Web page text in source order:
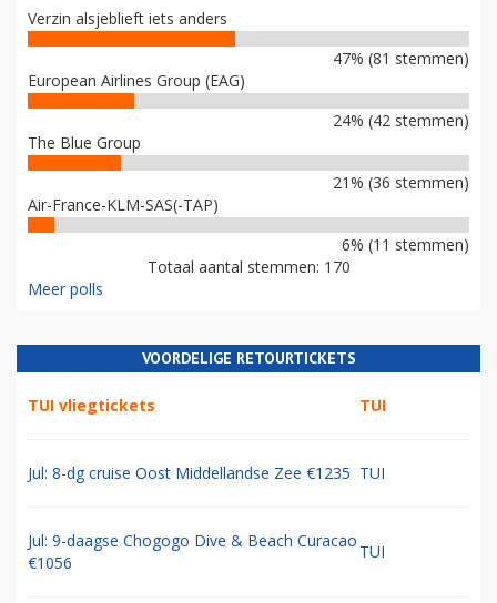
Verzin alsjeblieft iets anders
47% (81 stemmen)
European Airlines Group (EAG)
24% (42 stemmen)
The Blue Group
21% (36 stemmen)
Air-France-KLM-SAS(-TAP)
6% (11 stemmen)
Totaal aantal stemmen: 170
Meer polls
VOORDELIGE RETOURTICKETS
TUI vliegtickets TUI
Jul: 8-dg cruise Oost Middellandse Zee €1235 TUI
Jul: 9-daagse Chogogo Dive & Beach Curacao
€1056
TUI